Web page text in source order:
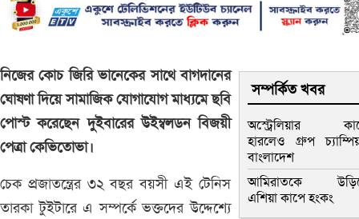
সম্পর্কিত খবর
অস্ট্রেলিয়ার
হারলেও গ্রুপ
বাংলাদেশ
আমিরাতকে
এশিয়া কাপে হংকং
নিজের কোচ জিরি ভানেকের সাথে বাগদানের
ঘোষণা দিয়ে সামাজিক যোগাযোগ মাধ্যমে ছবি
পোস্ট করেছেন দুইবারের উইম্বলডন বিজয়ী
পেত্রা কেভিতোভা।
চেক প্রজাতন্ত্রের ৩২ বছর বয়সী এই টেনিস
তারকা টুইটারে এ সম্পর্কে ভক্তদের উদ্দেশ্যে